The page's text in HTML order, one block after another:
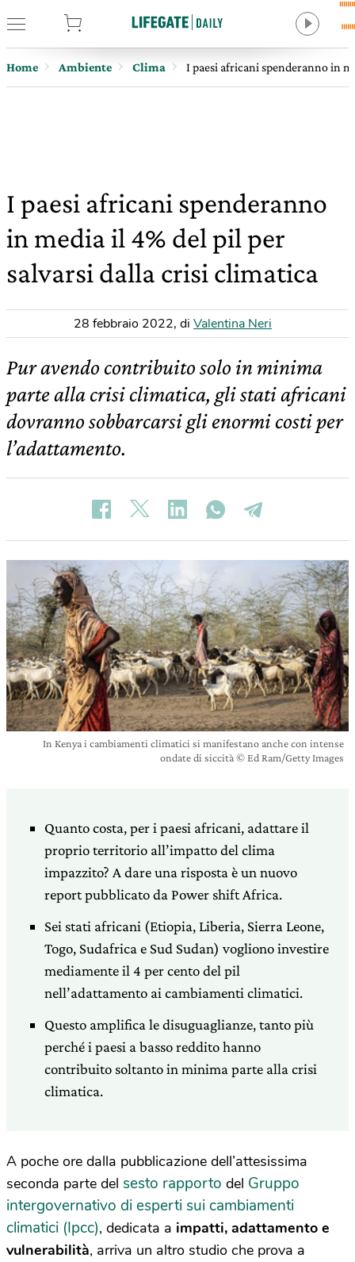
Home Ambiente Clima I paesi africani spenderanno in
I paesi africani spenderanno
in media il 4% del pil per
salvarsi dalla crisi climatica
28 febbraio 2022, di Valentina Neri
Pur avendo contribuito solo in minima
parte alla crisi climatica, gli stati africani
dovranno sobbarcarsi gli enormi costi per
l’adattamento.
In Kenya i cambiamenti climatici si manifestano anche con intense
ondate di siccità © Ed Ram/Getty Images
Quanto costa, per i paesi africani, adattare il
proprio territorio all’impatto del clima
impazzito? A dare una risposta è un nuovo
report pubblicato da Power shift Africa.
Sei stati africani (Etiopia, Liberia, Sierra Leone,
Togo, Sudafrica e Sud Sudan) vogliono investire
mediamente il 4 per cento del pil
nell’adattamento ai cambiamenti climatici.
Questo amplifica le disuguaglianze, tanto più
perché i paesi a basso reddito hanno
contribuito soltanto in minima parte alla crisi
climatica.
A poche ore dalla pubblicazione dell’attesissima
seconda parte del sesto rapporto del Gruppo
intergovernativo di esperti sui cambiamenti
climatici (Ipcc), dedicata a impatti, adattamento e
vulnerabilità, arriva un altro studio che prova a